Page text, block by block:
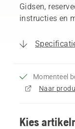
Gidsen,
instructies en
Momenteel
Kies